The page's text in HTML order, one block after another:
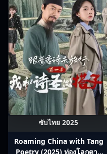
ซับไทย 2025
Roaming China with Tang
Poetry (2025) ท่องโลกตาม